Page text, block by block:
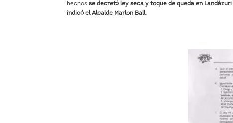
hechosse decretó ley seca y toque de queda en Landázuri
indicó el Alcalde Marlon Ball.